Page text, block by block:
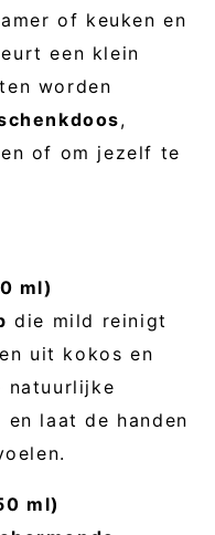
of keuken en
een klein
worden
,
of om jezelf te
ml)
die mild reinigt
uit kokos en
natuurlijke
en laat de handen
ml)